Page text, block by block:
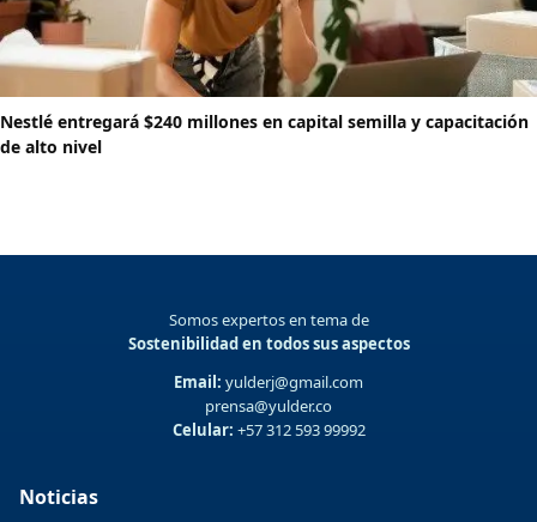
Nestlé entregará $240 millones en capital semilla y capacitación
de alto nivel
Somos expertos en tema de
Sostenibilidad en todos sus aspectos
Email: yulderj@gmail.com
prensa@yulder.co
Celular: +57 312 593 99992
Noticias